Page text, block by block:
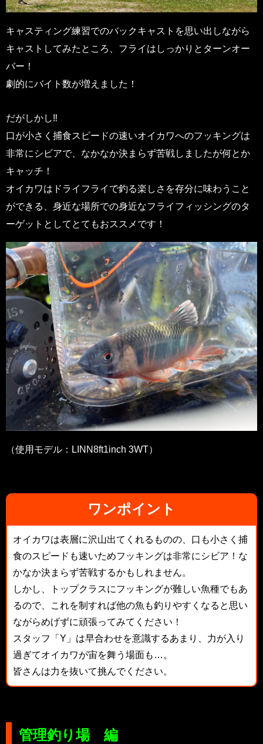
キャスティング練習でのバックキャストを思い出しながら
キャストしてみたところ、フライはしっかりとターンオー
バー！
劇的にバイト数が増えました！
だがしかし‼
口が小さく捕食スピードの速いオイカワへのフッキングは
非常にシビアで、なかなか決まらず苦戦しましたが何とか
キャッチ！
オイカワはドライフライで釣る楽しさを存分に味わうこと
ができる、身近な場所での身近なフライフィッシングのタ
ーゲットとしてとてもおススメです！
（使用モデル：LINN8ft1inch 3WT）
ワンポイント
オイカワは表層に沢山出てくれるものの、口も小さく捕
食のスピードも速いためフッキングは非常にシビア！な
かなか決まらず苦戦するかもしれません。
しかし、トップクラスにフッキングが難しい魚種でもあ
るので、これを制すれば他の魚も釣りやすくなると思い
ながらめげずに頑張ってみてください！
スタッフ「Y」は早合わせを意識するあまり、力が入り
過ぎてオイカワが宙を舞う場面も…。
皆さんは力を抜いて挑んでください。
管理釣り場 編